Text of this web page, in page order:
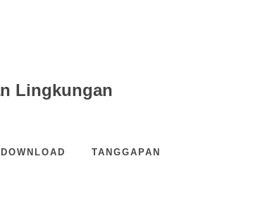
Lingkungan
DOWNLOAD TANGGAPAN